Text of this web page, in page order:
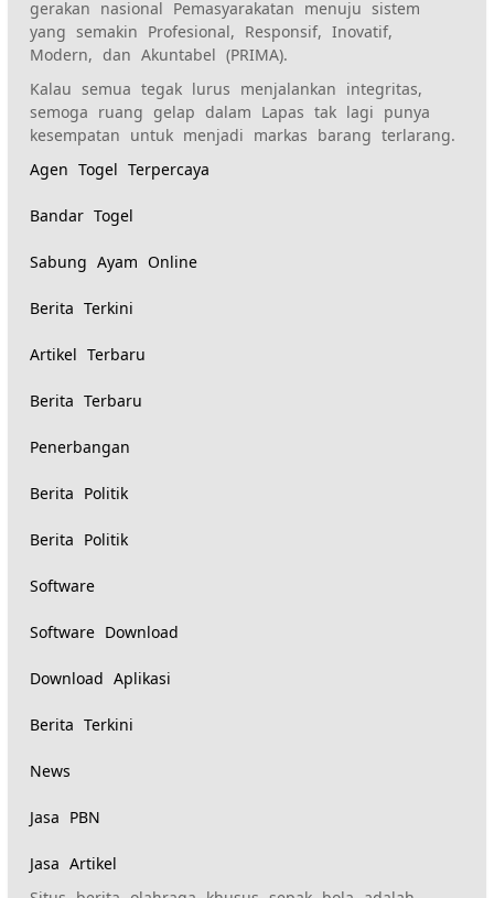
gerakan nasional Pemasyarakatan menuju sistem
yang semakin Profesional, Responsif, Inovatif,
Modern, dan Akuntabel (PRIMA).
Kalau semua tegak lurus menjalankan integritas,
semoga ruang gelap dalam Lapas tak lagi punya
kesempatan untuk menjadi markas barang terlarang.
Agen Togel Terpercaya
Bandar Togel
Sabung Ayam Online
Berita Terkini
Artikel Terbaru
Berita Terbaru
Penerbangan
Berita Politik
Berita Politik
Software
Software Download
Download Aplikasi
Berita Terkini
News
Jasa PBN
Jasa Artikel